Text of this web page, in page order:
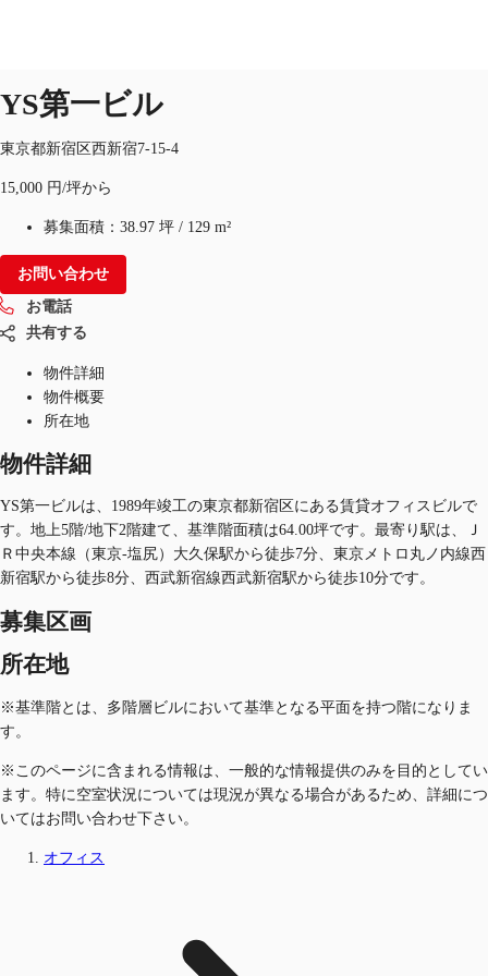
オフィス・事務所
倉庫・物流センター
記事
仲介会社様はこちらへ
お気に入り
JP
YS第一ビル
東京都新宿区西新宿7-15-4
15,000 円/坪から
募集面積： 38.97 坪 / 129 m²
お問い合わせ
お電話
共有する
物件詳細
物件概要
所在地
物件詳細
YS第一ビルは、1989年竣工の東京都新宿区にある賃貸オフィスビルで
す。地上5階/地下2階建て、基準階面積は64.00坪です。最寄り駅は、Ｊ
Ｒ中央本線（東京-塩尻）大久保駅から徒歩7分、東京メトロ丸ノ内線西
新宿駅から徒歩8分、西武新宿線西武新宿駅から徒歩10分です。
募集区画
所在地
※基準階とは、多階層ビルにおいて基準となる平面を持つ階になりま
す。
※このページに含まれる情報は、一般的な情報提供のみを目的としてい
ます。特に空室状況については現況が異なる場合があるため、詳細につ
いてはお問い合わせ下さい。
オフィス